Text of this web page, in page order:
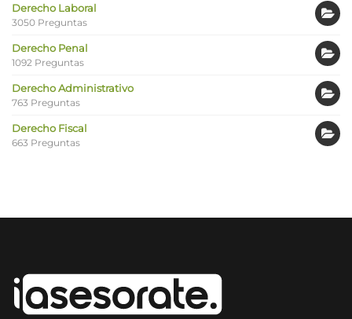
Derecho Laboral
3050 Preguntas
Derecho Penal
1092 Preguntas
Derecho Administrativo
763 Preguntas
Derecho Fiscal
663 Preguntas